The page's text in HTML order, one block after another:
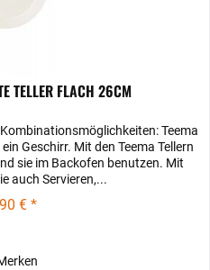
TELLER FLACH 26CM
Teema
Geschirr. Mit den Teema­ Tellern
sie im Backofen benutzen. Mit
auch Servieren,...
€ *